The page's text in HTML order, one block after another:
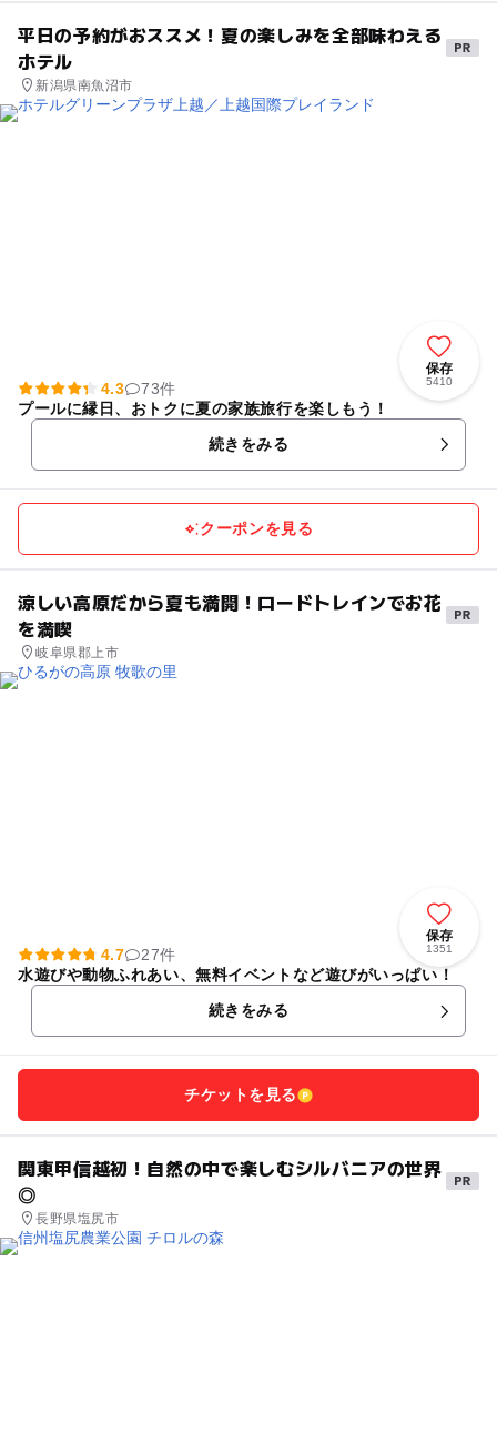
平日の予約がおススメ！夏の楽しみを全部味わえる
ホテル
新潟県南魚沼市
保存
5410
4.3
73件
プールに縁日、おトクに夏の家族旅行を楽しもう！
続きをみる
クーポンを見る
涼しい高原だから夏も満開！ロードトレインでお花
を満喫
岐阜県郡上市
保存
1351
4.7
27件
水遊びや動物ふれあい、無料イベントなど遊びがいっぱい！
続きをみる
チケットを見る
関東甲信越初！自然の中で楽しむシルバニアの世界
◎
長野県塩尻市